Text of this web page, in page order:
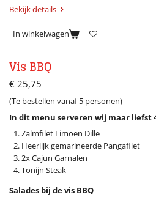
Bekijk details
In winkelwagen
Vis BBQ
€ 25,75
(Te bestellen vanaf 5 personen)
In dit menu serveren wij maar liefst
Zalmfilet Limoen Dille
Heerlijk gemarineerde Pangafilet
2x Cajun Garnalen
Tonijn Steak
Salades bij de vis BBQ